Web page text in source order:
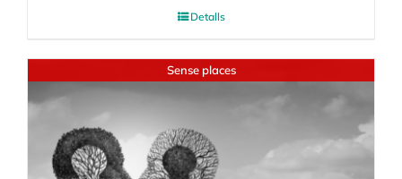
Detalls
Sense places